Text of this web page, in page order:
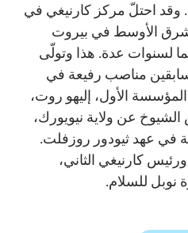
وقد احتلّ مركز كارنيغي في
الأوسط في بيروت
لسنوات عدة. هذا وتولّى
مناصب رفيعة في
الأول، إليهو روت،
عن ولاية نيويورك،
في عهد ثيودور روزفلت.
كارنيغي الثاني،
نوبل للسلام.